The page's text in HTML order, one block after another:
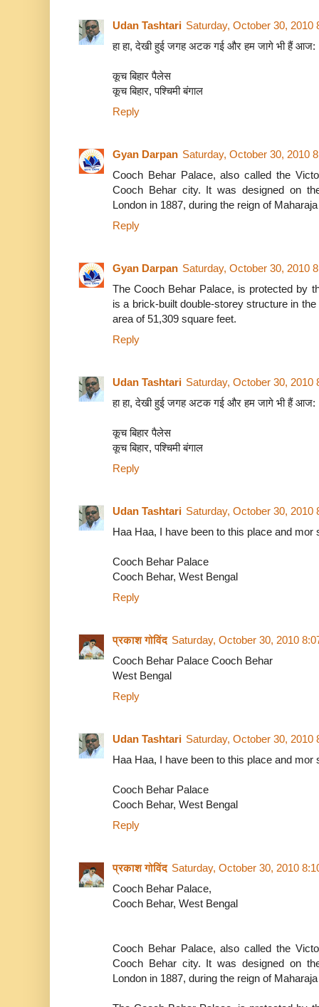
Udan Tashtari Saturday, October 30, 2010
हा हा, देखी हुई जगह अटक गई और हम जागे भी हैं आज:
कूच बिहार पैलेस
कूच बिहार, पश्चिमी बंगाल
Reply
Gyan Darpan Saturday, October 30, 2010
Cooch Behar Palace, also called the
Cooch Behar city. It was designed on
London in 1887, during the reign of
Reply
Gyan Darpan Saturday, October 30, 2010
The Cooch Behar Palace, is protected by
is a brick-built double-storey structure in
area of 51,309 square feet.
Reply
Udan Tashtari Saturday, October 30, 2010
हा हा, देखी हुई जगह अटक गई और हम जागे भी हैं आज:
कूच बिहार पैलेस
कूच बिहार, पश्चिमी बंगाल
Reply
Udan Tashtari Saturday, October 30, 2010
Haa Haa, I have been to this place and
Cooch Behar Palace
Cooch Behar, West Bengal
Reply
प्रकाश गोविंद Saturday, October 30, 2010
Cooch Behar Palace Cooch Behar
West Bengal
Reply
Udan Tashtari Saturday, October 30, 2010
Haa Haa, I have been to this place and
Cooch Behar Palace
Cooch Behar, West Bengal
Reply
प्रकाश गोविंद Saturday, October 30, 2010
Cooch Behar Palace,
Cooch Behar, West Bengal
Cooch Behar Palace, also called the
Cooch Behar city. It was designed on
London in 1887, during the reign of